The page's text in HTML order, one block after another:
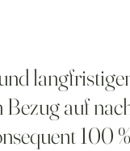
auf
100